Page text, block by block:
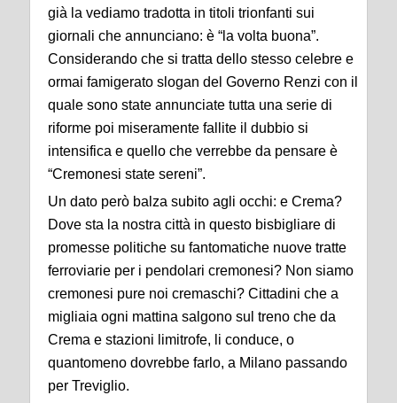
già la vediamo tradotta in titoli trionfanti sui
giornali che annunciano: è “la volta buona”.
Considerando che si tratta dello stesso celebre e
ormai famigerato slogan del Governo Renzi con il
quale sono state annunciate tutta una serie di
riforme poi miseramente fallite il dubbio si
intensifica e quello che verrebbe da pensare è
“Cremonesi state sereni”.
Un dato però balza subito agli occhi: e Crema?
Dove sta la nostra città in questo bisbigliare di
promesse politiche su fantomatiche nuove tratte
ferroviarie per i pendolari cremonesi? Non siamo
cremonesi pure noi cremaschi? Cittadini che a
migliaia ogni mattina salgono sul treno che da
Crema e stazioni limitrofe, li conduce, o
quantomeno dovrebbe farlo, a Milano passando
per Treviglio.